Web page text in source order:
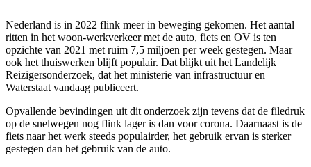
Nederland is in 2022 flink meer in beweging gekomen. Het aantal
ritten in het woon-werkverkeer met de auto, fiets en OV is ten
opzichte van 2021 met ruim 7,5 miljoen per week gestegen. Maar
ook het thuiswerken blijft populair. Dat blijkt uit het Landelijk
Reizigersonderzoek, dat het ministerie van infrastructuur en
Waterstaat vandaag publiceert.
Opvallende bevindingen uit dit onderzoek zijn tevens dat de filedruk
op de snelwegen nog flink lager is dan voor corona. Daarnaast is de
fiets naar het werk steeds populairder, het gebruik ervan is sterker
gestegen dan het gebruik van de auto.